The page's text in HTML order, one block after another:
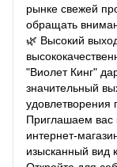
рынке свежей
обращать
🌿 Высокий
"Виолет Кинг"
значительный
удовлетворения
Приглашаем вас
интернет-
изысканный вид